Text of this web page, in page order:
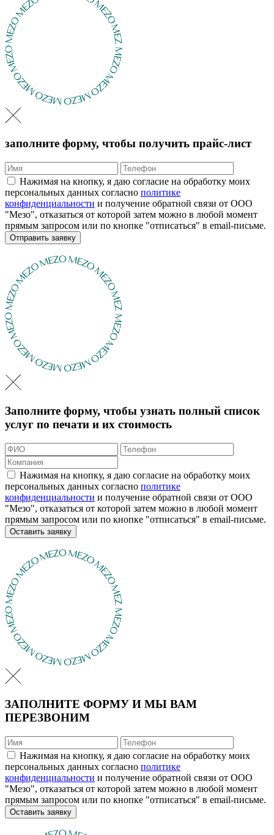
заполните форму, чтобы получить прайс-лист
Нажимая на кнопку, я даю согласие на обработку моих
персональных данных согласно политике
конфиденциальности и получение обратной связи от ООО
"Мезо", отказаться от которой затем можно в любой момент
прямым запросом или по кнопке "отписаться" в email-письме.
Отправить заявку
Заполните форму, чтобы узнать полный список
услуг по печати и их стоимость
Нажимая на кнопку, я даю согласие на обработку моих
персональных данных согласно политике
конфиденциальности и получение обратной связи от ООО
"Мезо", отказаться от которой затем можно в любой момент
прямым запросом или по кнопке "отписаться" в email-письме.
Оставить заявку
ЗАПОЛНИТЕ ФОРМУ И МЫ ВАМ
ПЕРЕЗВОНИМ
Нажимая на кнопку, я даю согласие на обработку моих
персональных данных согласно политике
конфиденциальности и получение обратной связи от ООО
"Мезо", отказаться от которой затем можно в любой момент
прямым запросом или по кнопке "отписаться" в email-письме.
Оставить заявку